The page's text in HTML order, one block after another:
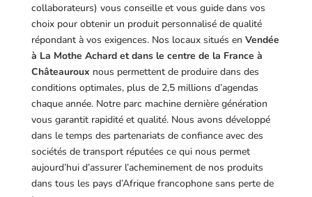
collaborateurs) vous conseille et vous guide dans vos
choix pour obtenir un produit personnalisé de qualité
répondant à vos exigences. Nos locaux situés en Vendée
à La Mothe Achard et dans le centre de la France à
Châteauroux nous permettent de produire dans des
conditions optimales, plus de 2,5 millions d’agendas
chaque année. Notre parc machine dernière génération
vous garantit rapidité et qualité. Nous avons développé
dans le temps des partenariats de confiance avec des
sociétés de transport réputées ce qui nous permet
aujourd’hui d’assurer l’acheminement de nos produits
dans tous les pays d’Afrique francophone sans perte de